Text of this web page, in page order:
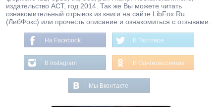
издательство АСТ, год 2014. Так же Вы можете читать
ознакомительный отрывок из книги на сайте LibFox.Ru
(ЛибФокс) или прочесть описание и ознакомиться с отзывами.
На Facebook В Твиттере
В Instagram В Одноклассниках
Мы Вконтакте